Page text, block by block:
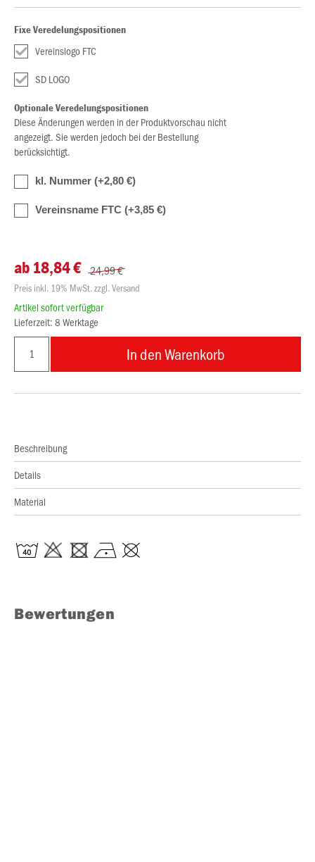
Fixe Veredelungspositionen
Vereinslogo FTC
SD LOGO
Optionale Veredelungspositionen
Diese Änderungen werden in der Produktvorschau nicht
angezeigt. Sie werden jedoch bei der Bestellung
berücksichtigt.
kl. Nummer (+2,80 €)
Vereinsname FTC (+3,85 €)
ab 18,84 € 24,99 €
Preis inkl. 19% MwSt. zzgl. Versand
Artikel sofort verfügbar
Lieferzeit: 8 Werktage
In den Warenkorb
Beschreibung
Details
Material
Bewertungen